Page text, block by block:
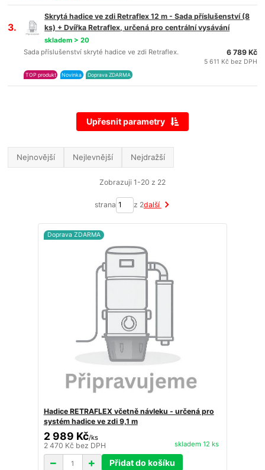
3.
Skrytá hadice ve zdi Retraflex 12 m - Sada příslušenství (8
ks) + Dvířka Retraflex, určená pro centrální vysávání
Sada příslušenství skryté hadice ve zdi Retraflex.
skladem > 20
TOP produkt Novinka Doprava ZDARMA
6 789 Kč
5 611 Kč bez DPH
Upřesnit parametry
Nejnovější Nejlevnější Nejdražší
Zobrazuji 1-20 z 22
strana z 2další
Doprava ZDARMA
Hadice RETRAFLEX včetně návleku - určená pro
systém hadice ve zdi 9,1 m
2 989 Kč/ks
2 470 Kč bez DPH skladem 12 ks
Přidat do košíku